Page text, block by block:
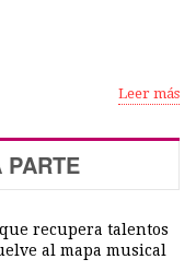
Leer más
recupera talentos
al mapa musical